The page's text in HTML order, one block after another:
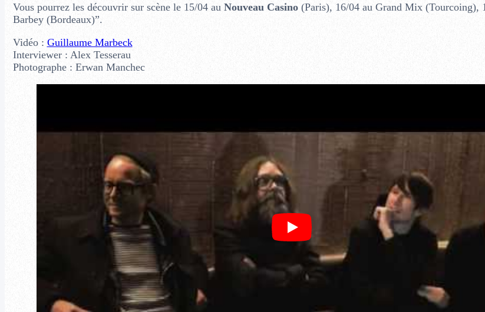
Vous pourrez les découvrir sur scène le 15/04 au Nouveau Casino(Paris), 16/04 au Grand Mix (Tourcoing),
Barbey (Bordeaux)”.
Vidéo : Guillaume Marbeck
Interviewer : Alex Tesserau
Photographe : Erwan Manchec